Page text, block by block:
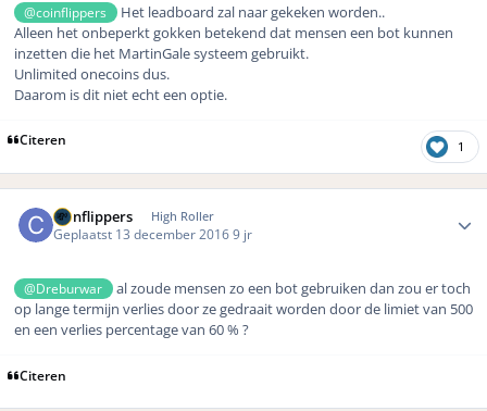
@coinflippers
Het leadboard zal naar gekeken worden..
Alleen het onbeperkt gokken betekend dat mensen een bot kunnen
inzetten die het MartinGale systeem gebruikt.
Unlimited onecoins dus.
Daarom is dit niet echt een optie.
Citeren 1
coinflippers High Roller
Geplaatst 13 december 20169 jr
@Dreburwar
al zoude mensen zo een bot gebruiken dan zou er toch
op lange termijn verlies door ze gedraait worden door de limiet van 500
en een verlies percentage van 60 % ?
Citeren